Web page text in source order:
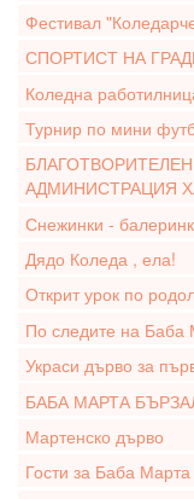
Фестивал
СПОРТИСТ НА
Коледна
Турнир по мини
АДМИНИСТРАЦИЯ
Снежинки -
Дядо Коледа , ела!
Открит урок по
По следите на Баба
Украси дърво за
БАБА МАРТА
Мартенско дърво
Гости за Баба Марта